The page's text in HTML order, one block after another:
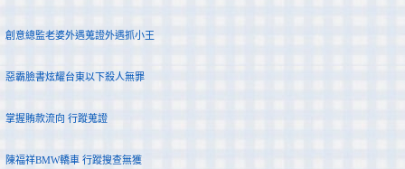
創意總監老婆外遇蒐證外遇抓小王
惡霸臉書炫耀台東以下殺人無罪
掌握賄款流向 行蹤蒐證
陳福祥BMW轎車 行蹤搜查無獲